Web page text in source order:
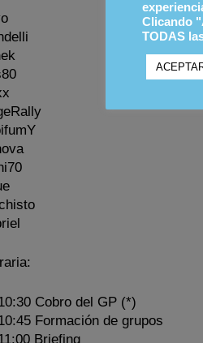
Cobro del GP (*)
Formación de grupos
Briefing
Clicando
TODAS